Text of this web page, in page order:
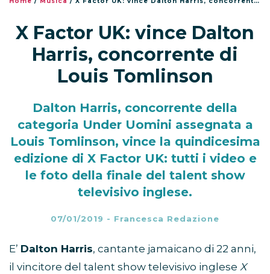
X Factor UK: vince Dalton
Harris, concorrente di
Louis Tomlinson
Dalton Harris, concorrente della
categoria Under Uomini assegnata a
Louis Tomlinson, vince la quindicesima
edizione di X Factor UK: tutti i video e
le foto della finale del talent show
televisivo inglese.
07/01/2019 - Francesca Redazione
E’ Dalton Harris, cantante jamaicano di 22 anni,
il vincitore del talent show televisivo inglese X